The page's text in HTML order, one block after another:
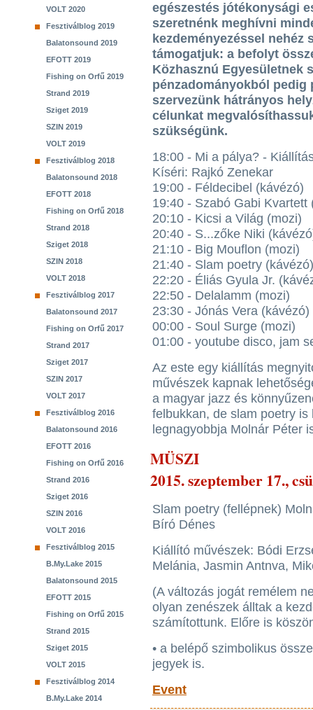
VOLT 2020
Fesztiválblog 2019
Balatonsound 2019
EFOTT 2019
Fishing on Orfű 2019
Strand 2019
Sziget 2019
SZIN 2019
VOLT 2019
Fesztiválblog 2018
Balatonsound 2018
EFOTT 2018
Fishing on Orfű 2018
Strand 2018
Sziget 2018
SZIN 2018
VOLT 2018
Fesztiválblog 2017
Balatonsound 2017
Fishing on Orfű 2017
Strand 2017
Sziget 2017
SZIN 2017
VOLT 2017
Fesztiválblog 2016
Balatonsound 2016
EFOTT 2016
Fishing on Orfű 2016
Strand 2016
Sziget 2016
SZIN 2016
VOLT 2016
Fesztiválblog 2015
B.My.Lake 2015
Balatonsound 2015
EFOTT 2015
Fishing on Orfű 2015
Strand 2015
Sziget 2015
VOLT 2015
Fesztiválblog 2014
B.My.Lake 2014
egészestés jótékonysági
szeretnénk meghívni
kezdeményezéssel nehéz
támogatjuk: a befolyt
Közhasznú Egyesületnek
pénzadományokból
szervezünk hátrányos
célunkat
szükségünk.
18:00 - Mi a pálya? -
Kíséri: Rajkó Zenekar
19:00 - Féldecibel (kávézó)
19:40 - Szabó Gabi Kvartett
20:10 - Kicsi a Világ (mozi)
20:40 - S...zőke Niki
21:10 - Big Mouflon (mozi)
21:40 - Slam poetry (kávézó)
22:20 - Éliás Gyula Jr.
22:50 - Delalamm (mozi)
23:30 - Jónás Vera (kávézó)
00:00 - Soul Surge (mozi)
01:00 - youtube disco, jam
Az este egy kiállítás
művészek kapnak
a magyar jazz és
felbukkan, de slam poetry
legnagyobbja Molnár Péter
MÜSZI
2015. szeptember 17.,
Slam poetry (fellépnek)
Bíró Dénes
Kiállító művészek: Bódi
Melánia, Jasmin Antnva,
(A változás jogát remélem
olyan zenészek álltak a
számítottunk. Előre is
• a belépő szimbolikus
jegyek is.
Event